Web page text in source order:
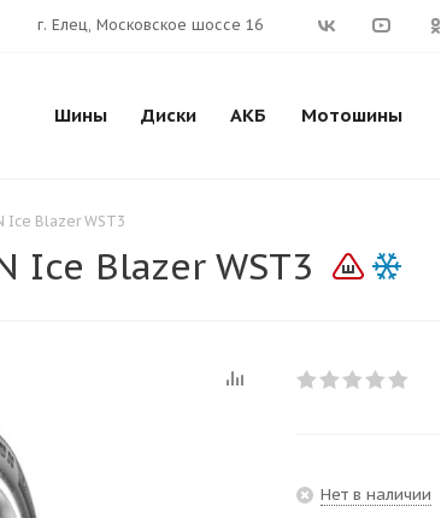
г. Елец, Московское шоссе 16
Шины Диски АКБ Мотошины
Ice Blazer WST3
Ice Blazer WST3
Нет в наличии